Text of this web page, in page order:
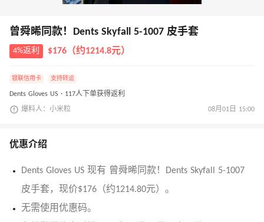
曾舜晞同款！Dents Skyfall 5-1007 皮手套
4%返利 $176（约1214.8元）
银联信用卡 支持转运
Dents Gloves US · 117人下单获得返利
爆料人：小米粒 08月01日 15:00
优惠介绍
Dents Gloves US 现有 曾舜晞同款！Dents Skyfall 5-1007
皮手套，现价$176（约1214.80元）。
无需使用优惠码。